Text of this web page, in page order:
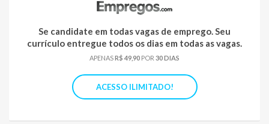
Se candidate em todas vagas de emprego. Seu
currículo entregue todos os dias em todas as vagas.
APENASR$ 49,90 POR 30 DIAS
ACESSO ILIMITADO!